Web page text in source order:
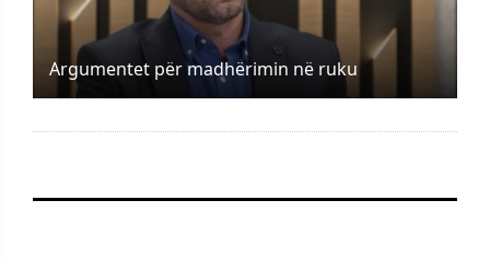
Argumentet për madhërimin në ruku